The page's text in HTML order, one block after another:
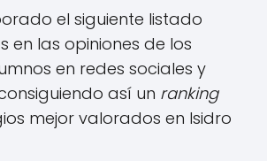
el siguiente listado
en las opiniones de los
en redes sociales y
así un ranking
mejor valorados en Isidro